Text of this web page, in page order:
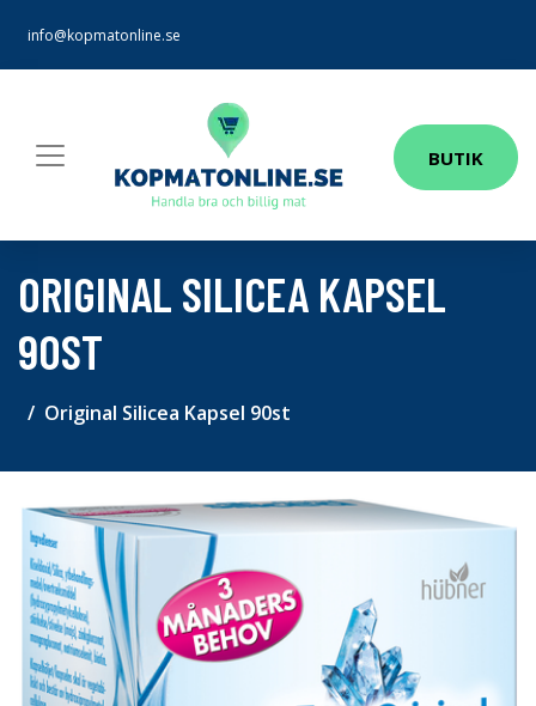
info@kopmatonline.se
BUTIK
ORIGINAL SILICEA KAPSEL
90ST
Original Silicea Kapsel 90st